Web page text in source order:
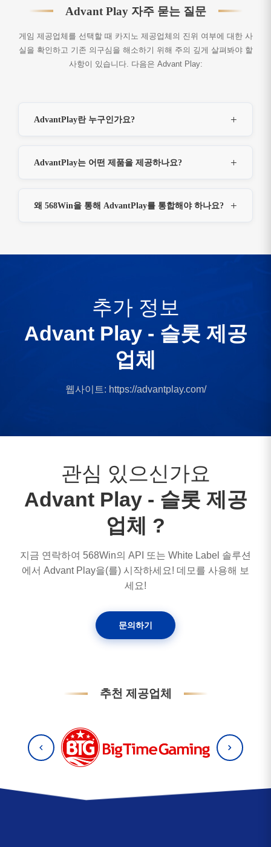
Advant Play 자주 묻는 질문
게임 제공업체를 선택할 때 카지노 제공업체의 진위 여부에 대한 사
실을 확인하고 기존 의구심을 해소하기 위해 주의 깊게 살펴봐야 할
사항이 있습니다. 다음은 Advant Play:
AdvantPlay란 누구인가요?
AdvantPlay는 어떤 제품을 제공하나요?
왜 568Win을 통해 AdvantPlay를 통합해야 하나요?
추가 정보
Advant Play - 슬롯 제공
업체
웹사이트: https://advantplay.com/
관심 있으신가요
Advant Play - 슬롯 제공
업체 ?
지금 연락하여 568Win의 API 또는 White Label 솔루션
에서 Advant Play을(를) 시작하세요! 데모를 사용해 보
세요!
문의하기
추천 제공업체